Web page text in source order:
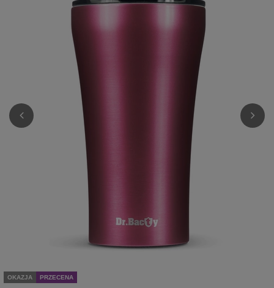
OKAZJA PRZECENA